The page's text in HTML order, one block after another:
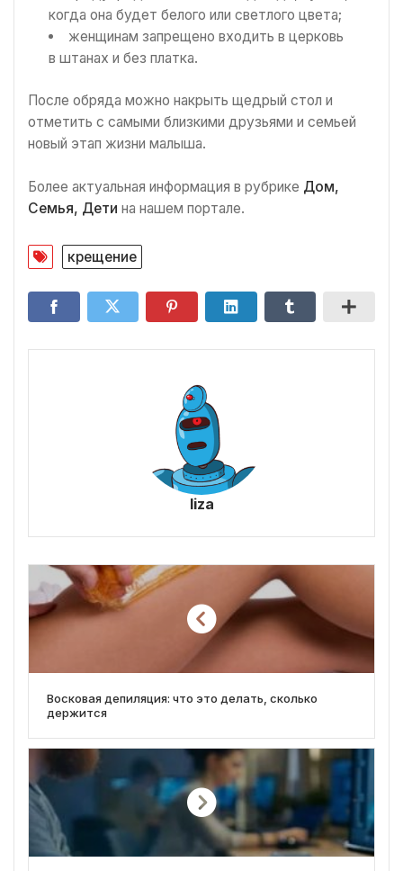
когда она будет белого или светлого цвета;
женщинам запрещено входить в церковь
в штанах и без платка.
После обряда можно накрыть щедрый стол и
отметить с самыми близкими друзьями и семьей
новый этап жизни малыша.
Более актуальная информация в рубрике Дом,
Семья, Дети на нашем портале.
крещение
liza
Восковая депиляция: что это делать, сколько
держится